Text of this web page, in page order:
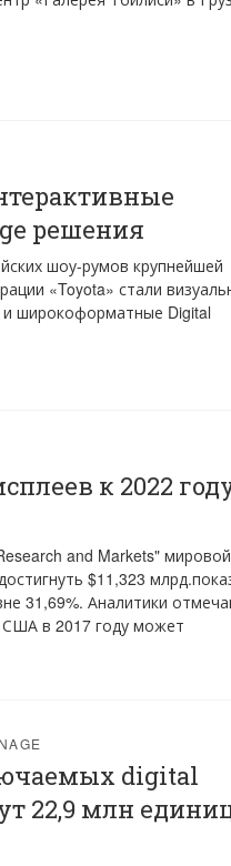
решения
шоу-румов крупнейшей
«Toyota» стали
и широкоформатные Digital
к 2022
and Markets" мировой
$11,323
31,69%. Аналитики
в 2017 году может
digital
22,9 млн